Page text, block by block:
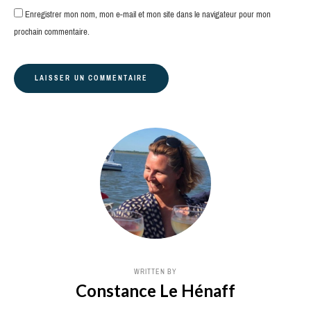
Enregistrer mon nom, mon e-mail et mon site dans le navigateur pour mon
prochain commentaire.
WRITTEN BY
Constance Le Hénaff